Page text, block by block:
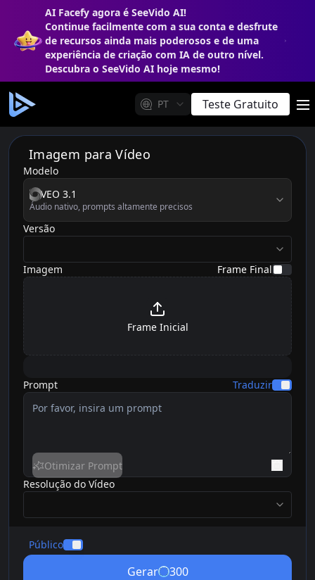
AI Facefy agora é SeeVido AI!
Continue facilmente com a sua conta e desfrute
de recursos ainda mais poderosos e de uma
experiência de criação com IA de outro nível.
Descubra o SeeVido AI hoje mesmo!
PT Teste Gratuito
Imagem para Vídeo
Modelo
model
VEO 3.1
Áudio nativo, prompts altamente precisos
Versão
version
Imagem Frame Final
Frame Inicial
Prompt Traduzir
Otimizar Prompt
Resolução do Vídeo
resolution
Público
Gerar 300